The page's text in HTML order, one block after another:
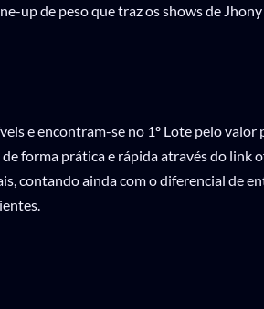
up de peso que traz os shows de
e encontram-se no 1º Lote pelo valor
forma prática e rápida através do link
contando ainda com o diferencial de